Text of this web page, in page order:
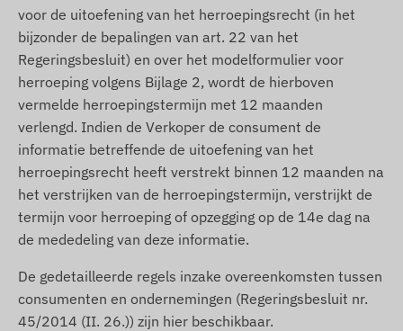
voor de uitoefening van het herroepingsrecht (in het
bijzonder de bepalingen van art. 22 van het
Regeringsbesluit) en over het modelformulier voor
herroeping volgens Bijlage 2, wordt de hierboven
vermelde herroepingstermijn met 12 maanden
verlengd. Indien de Verkoper de consument de
informatie betreffende de uitoefening van het
herroepingsrecht heeft verstrekt binnen 12 maanden na
het verstrijken van de herroepingstermijn, verstrijkt de
termijn voor herroeping of opzegging op de 14e dag na
de mededeling van deze informatie.
De gedetailleerde regels inzake overeenkomsten tussen
consumenten en ondernemingen (Regeringsbesluit nr.
45/2014 (II. 26.)) zijn hier beschikbaar.